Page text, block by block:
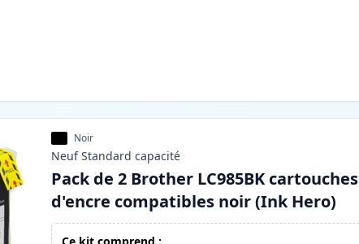
Noir
Neuf Standard capacité
Pack de 2 Brother LC985BK cartouches
d'encre compatibles noir (Ink Hero)